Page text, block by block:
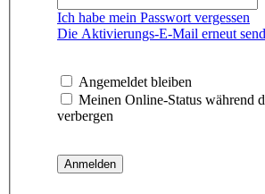
Ich habe mein Passwort vergessen
Die Aktivierungs-E-Mail erneut
Angemeldet bleiben
Meinen Online-Status während
verbergen